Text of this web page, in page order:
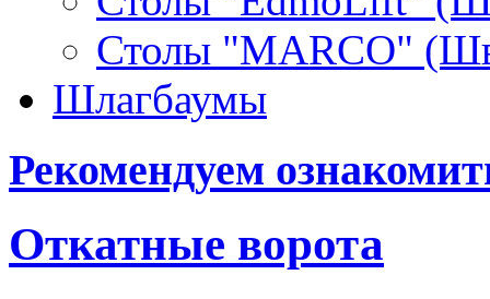
Столы "MARCO"
Шлагбаумы
Рекомендуем
Откатные ворота